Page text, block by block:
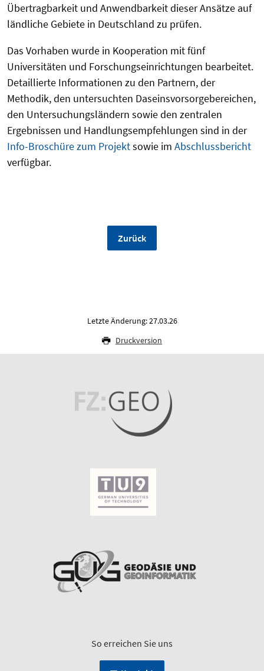
Übertragbarkeit und Anwendbarkeit dieser Ansätze auf
ländliche Gebiete in Deutschland zu prüfen.
Das Vorhaben wurde in Kooperation mit fünf
Universitäten und Forschungseinrichtungen bearbeitet.
Detaillierte Informationen zu den Partnern, der
Methodik, den untersuchten Daseinsvorsorgebereichen,
den Untersuchungsländern sowie den zentralen
Ergebnissen und Handlungsempfehlungen sind in der
Info-Broschüre zum Projektsowie im Abschlussbericht
verfügbar.
Zurück
Letzte Änderung: 27.03.26
Druckversion
So erreichen Sie uns